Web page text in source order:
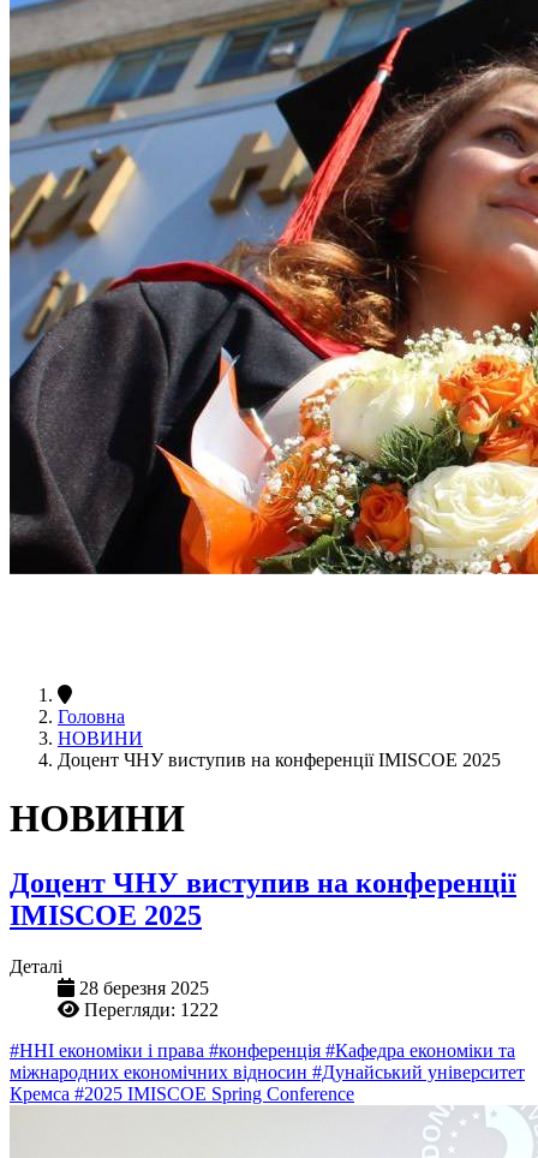
Головна
НОВИНИ
Доцент ЧНУ виступив на конференції IMISCOE 2025
НОВИНИ
Доцент ЧНУ виступив на конференції
IMISCOE 2025
Деталі
28 березня 2025
Перегляди: 1222
#ННІ економіки і права #конференція #Кафедра економіки та
міжнародних економічних відносин #Дунайський університет
Кремса #2025 IMISCOE Spring Conference